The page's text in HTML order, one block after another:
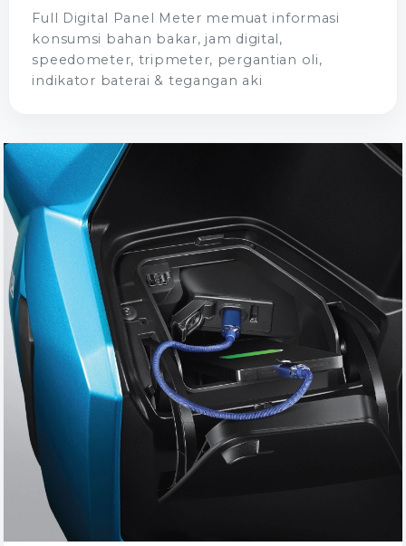
Full Digital Panel Meter memuat informasi
konsumsi bahan bakar, jam digital,
speedometer, tripmeter, pergantian oli,
indikator baterai & tegangan aki